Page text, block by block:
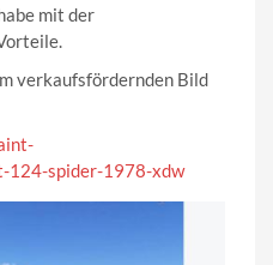
mit der
verkaufsfördernden Bild
124-spider-1978-xdw